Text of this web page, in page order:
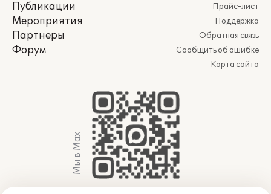
Публикации
Мероприятия
Партнеры
Форум
Прайс-лист
Поддержка
Обратная связь
Сообщить об ошибке
Карта сайта
Мы в Max